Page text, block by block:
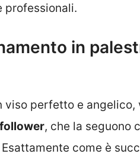
professionali.
in
viso perfetto e
, che la seguono
come è